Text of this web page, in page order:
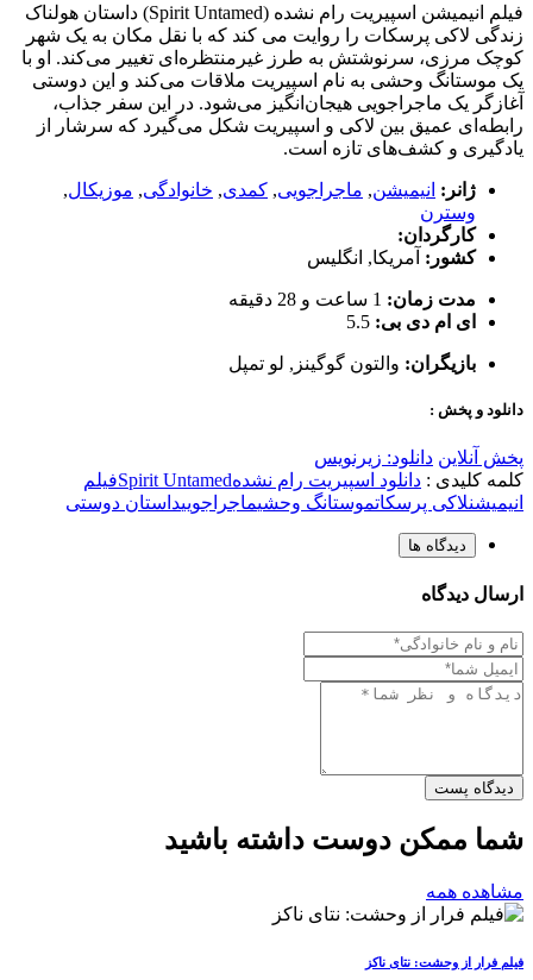
فیلم انیمیشن اسپیریت رام نشده (Spirit Untamed) داستان هولناک
زندگی لاکی پرسکات را روایت می کند که با نقل مکان به یک شهر
کوچک مرزی، سرنوشتش به طرز غیرمنتظره‌ای تغییر می‌کند. او با
یک موستانگ وحشی به نام اسپیریت ملاقات می‌کند و این دوستی
آغازگر یک ماجراجویی هیجان‌انگیز می‌شود. در این سفر جذاب،
رابطه‌ای عمیق بین لاکی و اسپیریت شکل می‌گیرد که سرشار از
یادگیری و کشف‌های تازه است.
ژانر: انیمیشن, ماجراجویی, کمدی, خانوادگی, موزیکال,
وسترن
کارگردان:
کشور: آمریکا, انگلیس
مدت زمان: 1 ساعت و 28 دقیقه
ای ام دی بی: 5.5
بازیگران: والتون گوگینز , لو تمپل
دانلود و پخش :
پخش آنلاین دانلود: زیرنویس
کلمه کلیدی : دانلود اسپیریت رام نشدهSpirit Untamedفیلم
انیمیشنلاکی پرسکاتموستانگ وحشیماجراجوییداستان دوستی
دیدگاه ها
ارسال دیدگاه
دیدگاه پست
شما ممکن دوست داشته باشید
مشاهده همه
فیلم فرار از وحشت: نتای ناکز